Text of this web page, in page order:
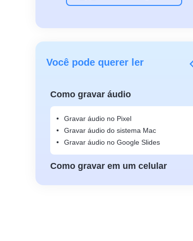
Você pode querer ler
Como gravar áudio
Gravar áudio no Pixel
Gravar áudio do sistema Mac
Gravar áudio no Google Slides
Como gravar em um celular